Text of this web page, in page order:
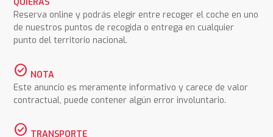
QUIERAS
Reserva online y podrás elegir entre recoger el coche en uno
de nuestros puntos de recogida o entrega en cualquier
punto del territorio nacional.
check_circle NOTA
Este anuncio es meramente informativo y carece de valor
contractual, puede contener algún error involuntario.
check_circle TRANSPORTE